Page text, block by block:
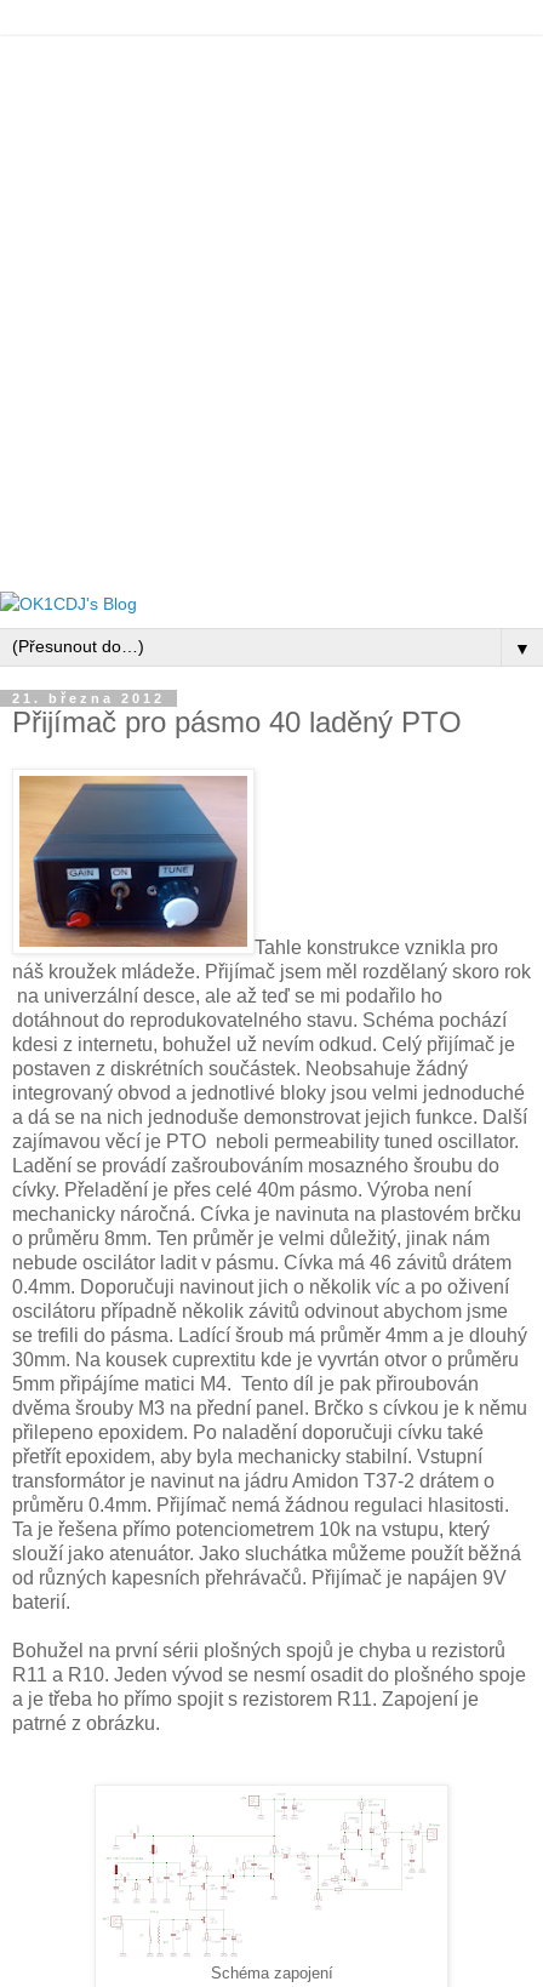
▼
21. března 2012
Přijímač pro pásmo 40 laděný PTO
Tahle konstrukce vznikla pro
náš kroužek mládeže. Přijímač jsem měl rozdělaný skoro rok
na univerzální desce, ale až teď se mi podařilo ho
dotáhnout do reprodukovatelného stavu. Schéma pochází
kdesi z internetu, bohužel už nevím odkud. Celý přijímač je
postaven z diskrétních součástek. Neobsahuje žádný
integrovaný obvod a jednotlivé bloky jsou velmi jednoduché
a dá se na nich jednoduše demonstrovat jejich funkce. Další
zajímavou věcí je PTO neboli permeability tuned oscillator.
Ladění se provádí zašroubováním mosazného šroubu do
cívky. Přeladění je přes celé 40m pásmo. Výroba není
mechanicky náročná. Cívka je navinuta na plastovém brčku
o průměru 8mm. Ten průměr je velmi důležitý, jinak nám
nebude oscilátor ladit v pásmu. Cívka má 46 závitů drátem
0.4mm. Doporučuji navinout jich o několik víc a po oživení
oscilátoru případně několik závitů odvinout abychom jsme
se trefili do pásma. Ladící šroub má průměr 4mm a je dlouhý
30mm. Na kousek cuprextitu kde je vyvrtán otvor o průměru
5mm připájíme matici M4. Tento díl je pak přiroubován
dvěma šrouby M3 na přední panel. Brčko s cívkou je k němu
přilepeno epoxidem. Po naladění doporučuji cívku také
přetřít epoxidem, aby byla mechanicky stabilní. Vstupní
transformátor je navinut na jádru Amidon T37-2 drátem o
průměru 0.4mm. Přijímač nemá žádnou regulaci hlasitosti.
Ta je řešena přímo potenciometrem 10k na vstupu, který
slouží jako atenuátor. Jako sluchátka můžeme použít běžná
od různých kapesních přehrávačů. Přijímač je napájen 9V
baterií.
Bohužel na první sérii plošných spojů je chyba u rezistorů
R11 a R10. Jeden vývod se nesmí osadit do plošného spoje
a je třeba ho přímo spojit s rezistorem R11. Zapojení je
patrné z obrázku.
Schéma zapojení